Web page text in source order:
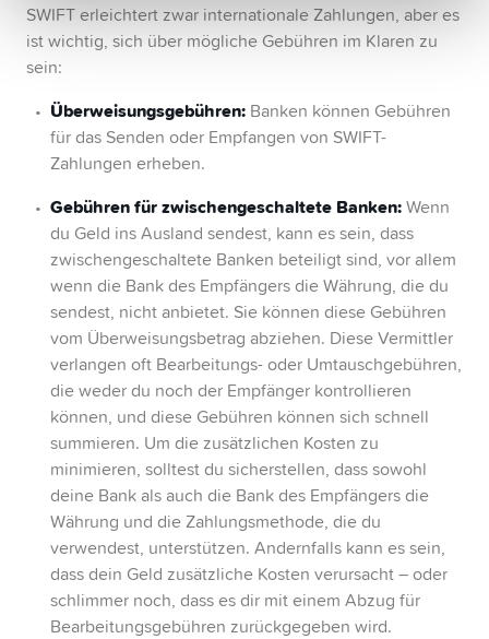
SWIFT erleichtert zwar internationale Zahlungen, aber es
ist wichtig, sich über mögliche Gebühren im Klaren zu
sein:
Überweisungsgebühren:Banken können Gebühren
für das Senden oder Empfangen von SWIFT-
Zahlungen erheben.
Gebühren für zwischengeschaltete Banken:Wenn
du Geld ins Ausland sendest, kann es sein, dass
zwischengeschaltete Banken beteiligt sind, vor allem
wenn die Bank des Empfängers die Währung, die du
sendest, nicht anbietet. Sie können diese Gebühren
vom Überweisungsbetrag abziehen. Diese Vermittler
verlangen oft Bearbeitungs- oder Umtauschgebühren,
die weder du noch der Empfänger kontrollieren
können, und diese Gebühren können sich schnell
summieren. Um die zusätzlichen Kosten zu
minimieren, solltest du sicherstellen, dass sowohl
deine Bank als auch die Bank des Empfängers die
Währung und die Zahlungsmethode, die du
verwendest, unterstützen. Andernfalls kann es sein,
dass dein Geld zusätzliche Kosten verursacht – oder
schlimmer noch, dass es dir mit einem Abzug für
Bearbeitungsgebühren zurückgegeben wird.